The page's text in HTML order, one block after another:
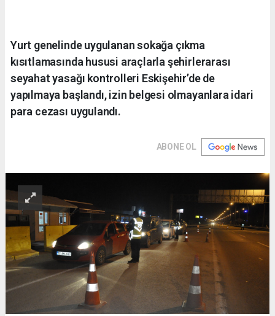
Yurt genelinde uygulanan sokağa çıkma
kısıtlamasında hususi araçlarla şehirlerarası
seyahat yasağı kontrolleri Eskişehir’de de
yapılmaya başlandı, izin belgesi olmayanlara idari
para cezası uygulandı.
ABONE OL